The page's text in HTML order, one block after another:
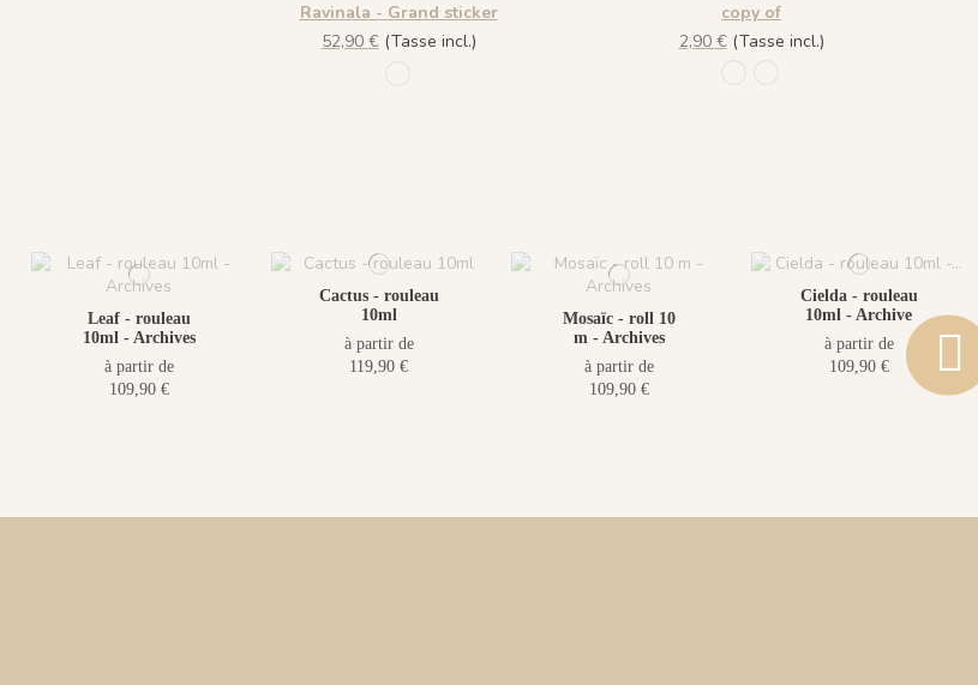
Ravinala - Grand sticker
52,90 €(Tasse incl.)
copy of
2,90 €(Tasse incl.)
Leaf - rouleau
10ml - Archives
à partir de
109,90 €
Cactus - rouleau
10ml
à partir de
119,90 €
Mosaïc - roll 10
m - Archives
à partir de
109,90 €
Cielda - rouleau
10ml - Archive
à partir de
109,90 €